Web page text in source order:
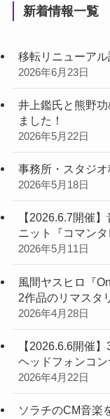
新着情報一覧
移転リニューア
2026年6月23日
井上鑑氏と熊野
ました！
2026年5月22日
事務所・スタジ
2026年5月18日
【2026.6.7開催
ニット『コマンタ
2026年5月11日
風間ヤスヒロ『
2作品のリマスタ
2026年4月28日
【2026.6.6開催
ヘッドフォンコン
2026年4月22日
ソラチのCM音楽